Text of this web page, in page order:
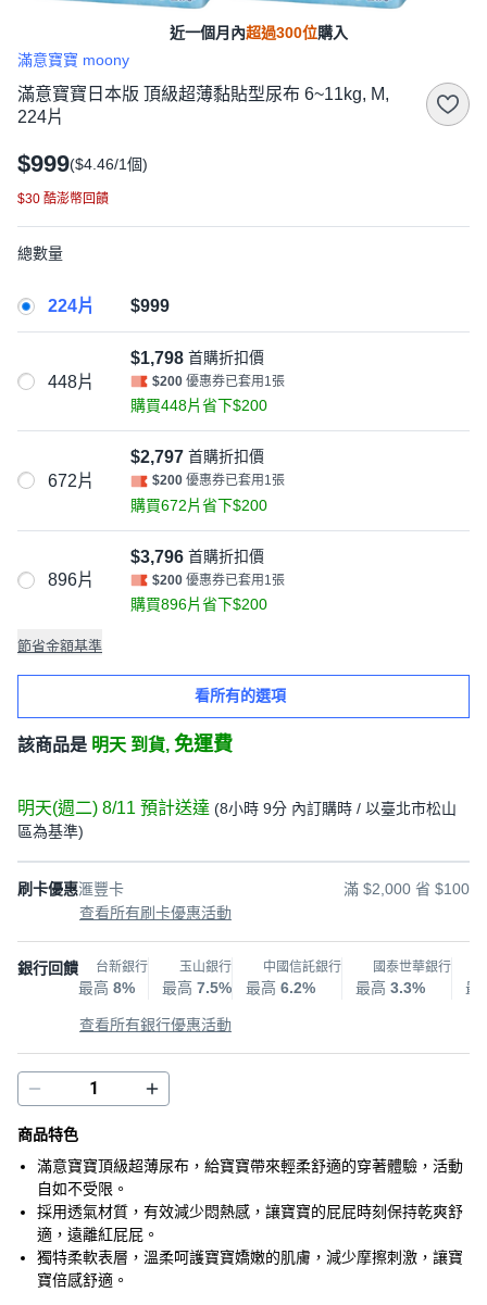
近一個月內超過300位購入
滿意寶寶 moony
滿意寶寶日本版 頂級超薄黏貼型尿布 6~11kg, M,
224片
$999($4.46/1個)
$30 酷澎幣回饋
總數量
224片 $999
448片
$1,798 首購折扣價
$200 優惠券已套用1張
購買448片省下$200
672片
$2,797 首購折扣價
$200 優惠券已套用1張
購買672片省下$200
896片
$3,796 首購折扣價
$200 優惠券已套用1張
購買896片省下$200
節省金額基準
看所有的選項
該商品是 明天 到貨, 免運費
明天(週二) 8/11 預計送達 (8小時 9分 內訂購時 / 以臺北市松山
區為基準)
刷卡優惠滙豐卡
滿 $2,000 省 $100
查看所有刷卡優惠活動
銀行回饋 台新銀行
最高 8%
玉山銀行
最高 7.5%
中國信託銀行
最高 6.2%
國泰世華銀行
最高 3.3% 最
查看所有銀行優惠活動
商品特色
滿意寶寶頂級超薄尿布，給寶寶帶來輕柔舒適的穿著體驗，活動
自如不受限。
採用透氣材質，有效減少悶熱感，讓寶寶的屁屁時刻保持乾爽舒
適，遠離紅屁屁。
獨特柔軟表層，溫柔呵護寶寶嬌嫩的肌膚，減少摩擦刺激，讓寶
寶倍感舒適。